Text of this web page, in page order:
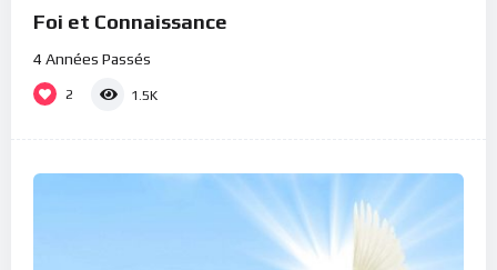
Foi et Connaissance
4 Années Passés
2 1.5K